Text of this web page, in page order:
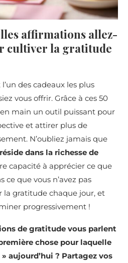
affirmations allez-
cultiver la gratitude
des cadeaux les plus
vous offrir. Grâce à ces 50
main un outil puissant pour
et attirer plus de
N’oubliez jamais que
dans la richesse de
capacité à apprécier ce que
ce que vous n’avez pas
la gratitude chaque jour, et
progressivement !
de gratitude vous parlent
chose pour laquelle
aujourd’hui ? Partagez vos